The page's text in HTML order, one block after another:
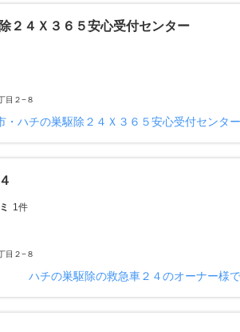
２４Ｘ３６５安心受付センター
目２−８
・ハチの巣駆除２４Ｘ３６５安心受付センタ
1件
目２−８
ハチの巣駆除の救急車２４のオーナー様